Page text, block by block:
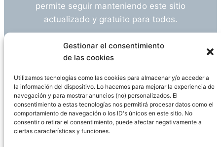
Gestionar el consentimiento
de las cookies
Utilizamos tecnologías como las cookies para almacenar y/o acceder a
la información del dispositivo. Lo hacemos para mejorar la experiencia de
navegación y para mostrar anuncios (no) personalizados. El
consentimiento a estas tecnologías nos permitirá procesar datos como el
comportamiento de navegación o los ID's únicos en este sitio. No
consentir o retirar el consentimiento, puede afectar negativamente a
ciertas características y funciones.
permite seguir manteniendo este sitio
actualizado y gratuito para todos.
¿Tienes alguna duda o sugerencia? Escríbeme
info@empleosanitarioinvestigacion.es
Descargo de Responsabilidad
Declaración de Privacidad Política de cookies